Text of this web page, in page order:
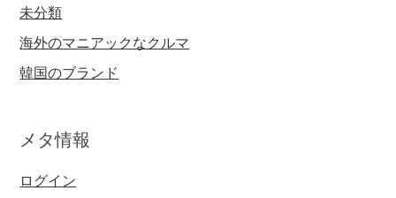
未分類
海外のマニアックなクルマ
韓国のブランド
メタ情報
ログイン